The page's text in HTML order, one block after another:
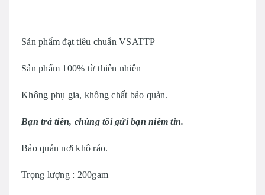
Sản phẩm đạt tiêu chuẩn VSATTP
Sản phẩm 100% từ thiên nhiên
Không phụ gia, không chất bảo quản.
Bạn trả tiền, chúng tôi gửi bạn niềm tin.
Bảo quản nơi khô ráo.
Trọng lượng : 200gam